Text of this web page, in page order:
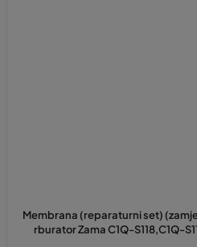
Membrana (reparaturni set)
rburator Zama C1Q-S118,C1Q-